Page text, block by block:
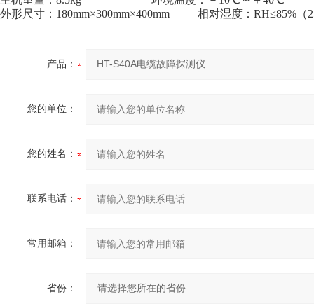
外形尺寸：180mm×300mm×400mm 相对湿度：RH≤85%（
产品：
您的单位：
您的姓名：
联系电话：
常用邮箱：
省份：